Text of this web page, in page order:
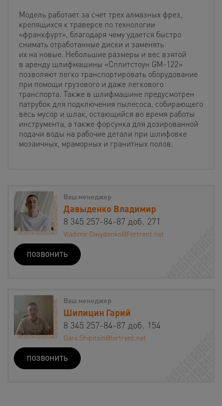
Модель работает за счет трех алмазных фрез,
крепящихся к траверсе по технологии
«франкфурт», благодаря чему удается быстро
снимать отработанные диски и заменять
их на новые. Небольшие размеры и вес взятой
в аренду шлифмашины «Сплитстоун GM-122»
позволяют легко транспортировать оборудование
при помощи грузового и даже легкового
транспорта. Также в шлифмашине предусмотрен
патрубок для подключения пылесоса, собирающего
весь мусор и шлак, остающийся во время работы
инструмента, а также форсунка для дозированной
подачи воды на рабочие детали при шлифовке
мозаичных, мраморных и гранитных полов.
Ваш менеджер
Давыденко Владимир
8 345 257-84-87 доб. 271
Vladimir.Davydenko@Fortrent.net
ПОЗВОНИТЬ
Ваш менеджер
Шипицин Гарий
8 345 257-84-87 доб. 154
Garii.Shipitsin@fortrent.net
ПОЗВОНИТЬ